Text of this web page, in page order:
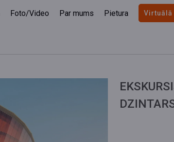
Foto/Video Par mums Pietura Virtuālā